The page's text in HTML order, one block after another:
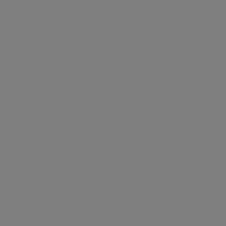
en installeert
dag geniet van een
frisse buitenlucht.